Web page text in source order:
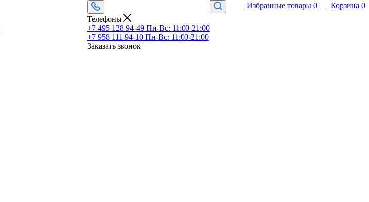
Избранные товары 0 Корзина 0
Телефоны
+7 495 128-94-49 Пн-Вс: 11:00-21:00
+7 958 111-94-10 Пн-Вс: 11:00-21:00
Заказать звонок